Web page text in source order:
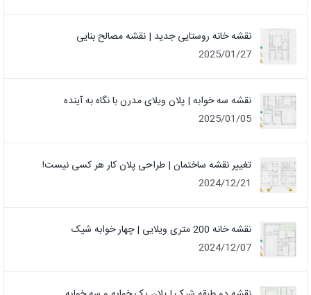
نقشه خانه روستایی جدید | نقشه مصالح بنایی
2025/01/27
نقشه سه خوابه | پلان ویلای مدرن با نگاه به آینده
2025/01/05
تغییر نقشه ساختمان | طراحی پلان کار هر کسی نیست!
2024/12/21
نقشه خانه 200 متری ویلایی | چهار خوابه شیک
2024/12/07